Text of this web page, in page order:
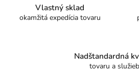
Vlastný sklad
okamžitá expedícia tovaru
Nadštandardná
tovaru a služieb